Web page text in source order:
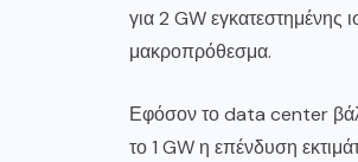
για 2 GW εγκατεστημένης
μακροπρόθεσμα.
Εφόσον το data center
το 1 GW η επένδυση